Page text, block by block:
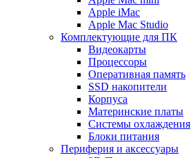
Apple iMac
Apple Mac Studio
Комплектующие для ПК
Видеокарты
Процессоры
Оперативная память
SSD накопители
Корпуса
Материнские платы
Системы охлаждения
Блоки питания
Периферия и аксессуары